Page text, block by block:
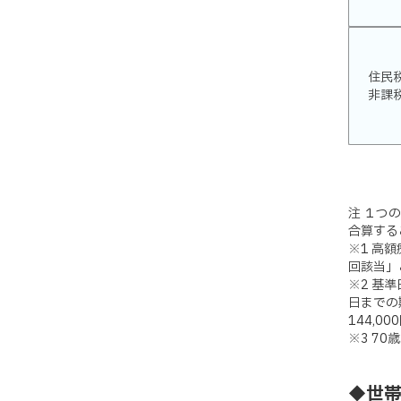
住民
非課
注 １つ
合算す
※1 高額
回該当
※2 基準
日まで
144,000
※3 70歳
◆世